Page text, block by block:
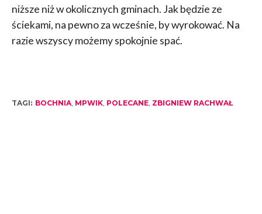
niższe niż w okolicznych gminach. Jak będzie ze
ściekami, na pewno za wcześnie, by wyrokować. Na
razie wszyscy możemy spokojnie spać.
TAGI: BOCHNIA, MPWIK, POLECANE, ZBIGNIEW RACHWAŁ